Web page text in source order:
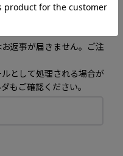
返事が届きません。ご注
として処理される場合が
もご確認ください。